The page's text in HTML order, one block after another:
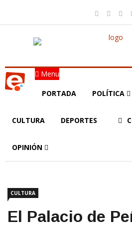
Menu
PORTADA POLÍTICA
CULTURA DEPORTES
OPINIÓN
CULTURA
El Palacio de